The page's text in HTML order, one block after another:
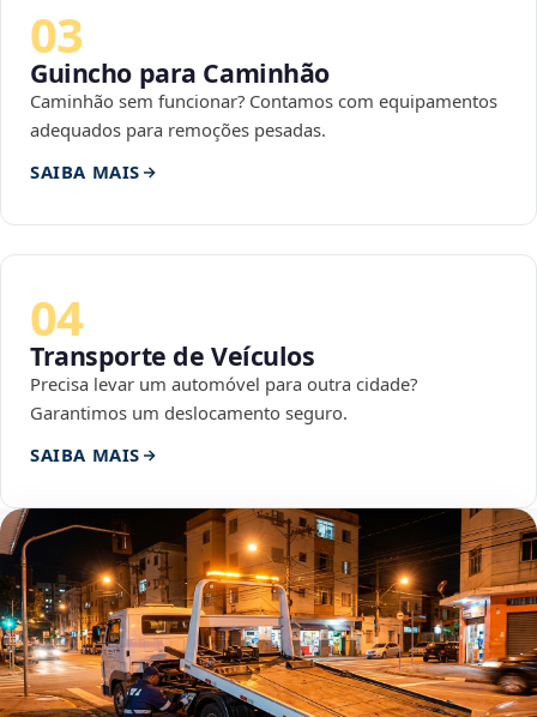
03
Guincho para Caminhão
Caminhão sem funcionar? Contamos com equipamentos
adequados para remoções pesadas.
SAIBA MAIS
04
Transporte de Veículos
Precisa levar um automóvel para outra cidade?
Garantimos um deslocamento seguro.
SAIBA MAIS